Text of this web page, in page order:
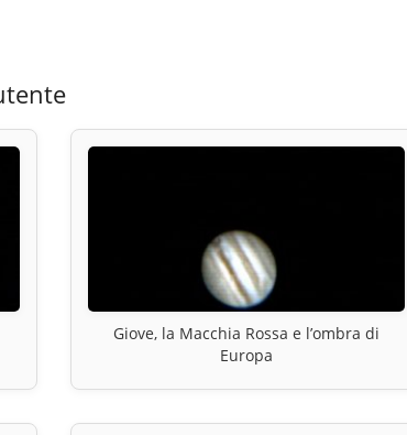
Giove, la Macchia Rossa e l’ombra di
Europa